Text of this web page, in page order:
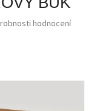
hodnocení